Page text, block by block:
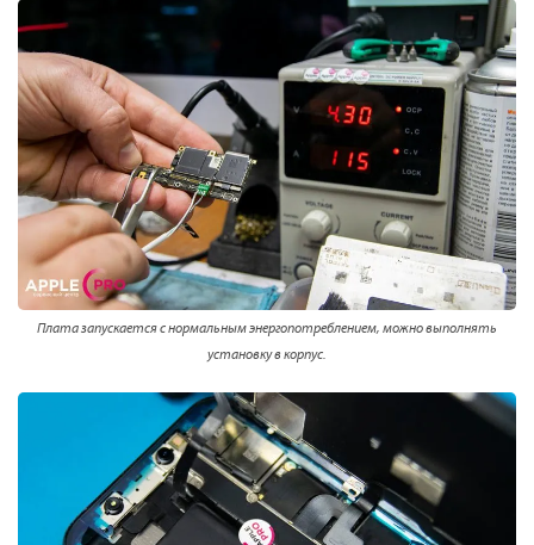
Плата запускается с нормальным энергопотреблением, можно выполнять
установку в корпус.